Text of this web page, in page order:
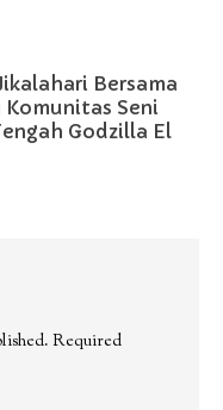
Bersama
Seni
Godzilla El
Required